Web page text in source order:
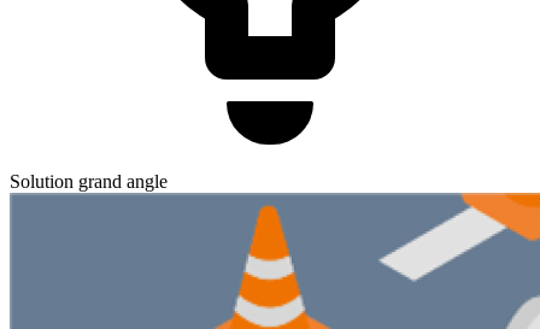
Solution grand angle